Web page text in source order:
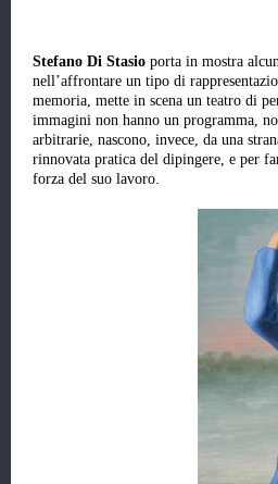
Stefano Di Stasio porta in mostra
nell’affrontare un tipo di
memoria, mette in scena un teatro di
immagini non hanno un programma,
arbitrarie, nascono, invece, da una
rinnovata pratica del dipingere, e per
forza del suo lavoro.